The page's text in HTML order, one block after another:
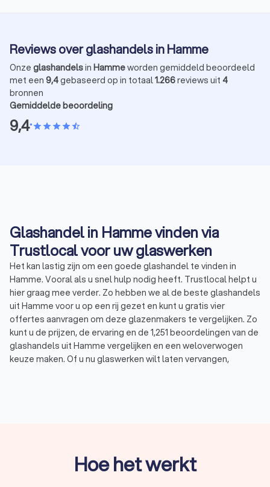
Reviews over glashandels in Hamme
Onze glashandelsin Hammeworden gemiddeld beoordeeld
met een 9,4gebaseerd op in totaal1.266reviews uit 4
bronnen
Gemiddelde beoordeling
9,4•starstarstarstarstar_half
Glashandel in Hamme vinden via
Trustlocal voor uw glaswerken
Het kan lastig zijn om een goede glashandel te vinden in
Hamme. Vooral als u snel hulp nodig heeft. Trustlocal helpt u
hier graag mee verder. Zo hebben we al de beste glashandels
uit Hamme voor u op een rij gezet en kunt u gratis vier
offertes aanvragen om deze glazenmakers te vergelijken. Zo
kunt u de prijzen, de ervaring en de 1,251 beoordelingen van de
glashandels uit Hamme vergelijken en een weloverwogen
keuze maken. Of u nu glaswerken wilt laten vervangen,
u de beste prijs en de meest betrouwbare en deskundige
Hoe het werkt